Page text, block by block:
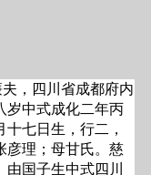
，四川省成都府内
岁中式成化二年丙
七日生，行二，
彦理；母甘氏。慈
国子生中式四川